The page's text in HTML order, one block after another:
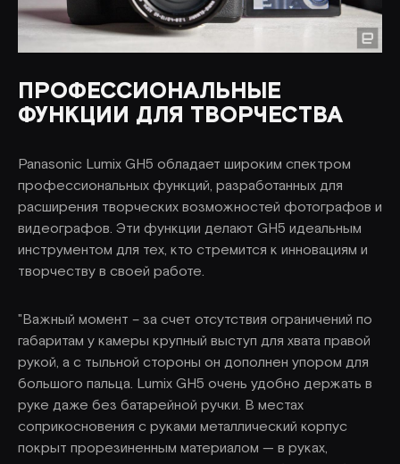
ПРОФЕССИОНАЛЬНЫЕ
ФУНКЦИИ ДЛЯ ТВОРЧЕСТВА
Panasonic Lumix GH5 обладает широким спектром
профессиональных функций, разработанных для
расширения творческих возможностей фотографов и
видеографов. Эти функции делают GH5 идеальным
инструментом для тех, кто стремится к инновациям и
творчеству в своей работе.
"Важный момент – за счет отсутствия ограничений по
габаритам у камеры крупный выступ для хвата правой
рукой, а с тыльной стороны он дополнен упором для
большого пальца. Lumix GH5 очень удобно держать в
руке даже без батарейной ручки. В местах
соприкосновения с руками металлический корпус
покрыт прорезиненным материалом — в руках,